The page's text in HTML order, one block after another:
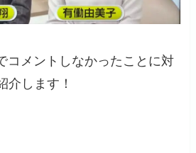
コメントしなかったことに対
介します！